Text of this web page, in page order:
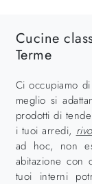
Cucine
Terme
Ci occupiamo
meglio si
prodotti di
i tuoi arredi,
ad hoc, non
abitazione con
tuoi interni